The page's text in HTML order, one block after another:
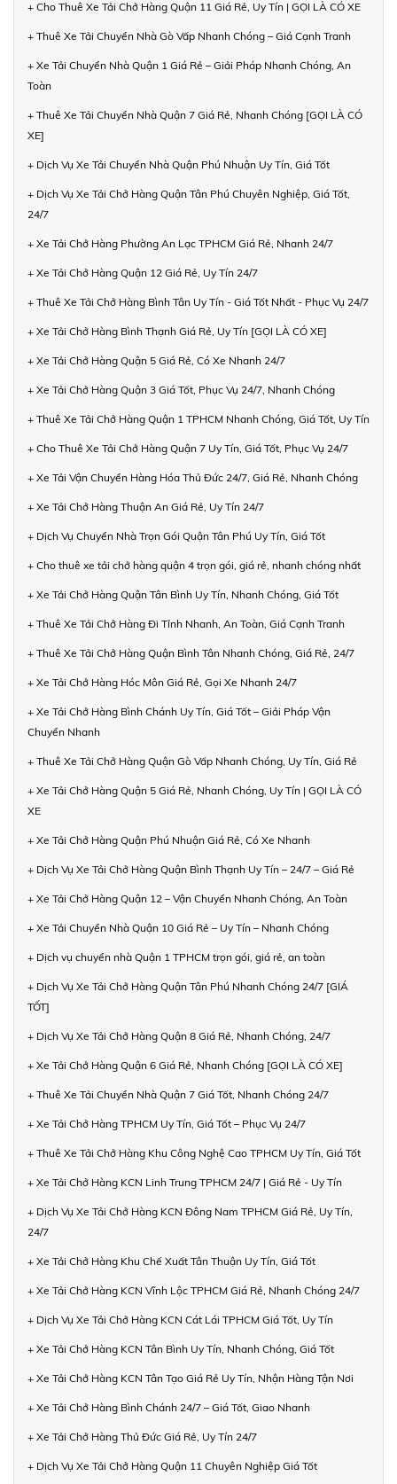
+ Cho Thuê Xe Tải Chở Hàng Quận 11 Giá Rẻ, Uy Tín | GỌI LÀ CÓ XE
+ Thuê Xe Tải Chuyển Nhà Gò Vấp Nhanh Chóng – Giá Cạnh Tranh
+ Xe Tải Chuyển Nhà Quận 1 Giá Rẻ – Giải Pháp Nhanh Chóng, An
Toàn
+ Thuê Xe Tải Chuyển Nhà Quận 7 Giá Rẻ, Nhanh Chóng [GỌI LÀ CÓ
XE]
+ Dịch Vụ Xe Tải Chuyển Nhà Quận Phú Nhuận Uy Tín, Giá Tốt
+ Dịch Vụ Xe Tải Chở Hàng Quận Tân Phú Chuyên Nghiệp, Giá Tốt,
24/7
+ Xe Tải Chở Hàng Phường An Lạc TPHCM Giá Rẻ, Nhanh 24/7
+ Xe Tải Chở Hàng Quận 12 Giá Rẻ, Uy Tín 24/7
+ Thuê Xe Tải Chở Hàng Bình Tân Uy Tín - Giá Tốt Nhất - Phục Vụ 24/7
+ Xe Tải Chở Hàng Bình Thạnh Giá Rẻ, Uy Tín [GỌI LÀ CÓ XE]
+ Xe Tải Chở Hàng Quận 5 Giá Rẻ, Có Xe Nhanh 24/7
+ Xe Tải Chở Hàng Quận 3 Giá Tốt, Phục Vụ 24/7, Nhanh Chóng
+ Thuê Xe Tải Chở Hàng Quận 1 TPHCM Nhanh Chóng, Giá Tốt, Uy Tín
+ Cho Thuê Xe Tải Chở Hàng Quận 7 Uy Tín, Giá Tốt, Phục Vụ 24/7
+ Xe Tải Vận Chuyển Hàng Hóa Thủ Đức 24/7, Giá Rẻ, Nhanh Chóng
+ Xe Tải Chở Hàng Thuận An Giá Rẻ, Uy Tín 24/7
+ Dịch Vụ Chuyển Nhà Trọn Gói Quận Tân Phú Uy Tín, Giá Tốt
+ Cho thuê xe tải chở hàng quận 4 trọn gói, giá rẻ, nhanh chóng nhất
+ Xe Tải Chở Hàng Quận Tân Bình Uy Tín, Nhanh Chóng, Giá Tốt
+ Thuê Xe Tải Chở Hàng Đi Tỉnh Nhanh, An Toàn, Giá Cạnh Tranh
+ Thuê Xe Tải Chở Hàng Quận Bình Tân Nhanh Chóng, Giá Rẻ, 24/7
+ Xe Tải Chở Hàng Hóc Môn Giá Rẻ, Gọi Xe Nhanh 24/7
+ Xe Tải Chở Hàng Bình Chánh Uy Tín, Giá Tốt – Giải Pháp Vận
Chuyển Nhanh
+ Thuê Xe Tải Chở Hàng Quận Gò Vấp Nhanh Chóng, Uy Tín, Giá Rẻ
+ Xe Tải Chở Hàng Quận 5 Giá Rẻ, Nhanh Chóng, Uy Tín | GỌI LÀ CÓ
XE
+ Xe Tải Chở Hàng Quận Phú Nhuận Giá Rẻ, Có Xe Nhanh
+ Dịch Vụ Xe Tải Chở Hàng Quận Bình Thạnh Uy Tín – 24/7 – Giá Rẻ
+ Xe Tải Chở Hàng Quận 12 – Vận Chuyển Nhanh Chóng, An Toàn
+ Xe Tải Chuyển Nhà Quận 10 Giá Rẻ – Uy Tín – Nhanh Chóng
+ Dịch vụ chuyển nhà Quận 1 TPHCM trọn gói, giá rẻ, an toàn
+ Dịch Vụ Xe Tải Chở Hàng Quận Tân Phú Nhanh Chóng 24/7 [GIÁ
TỐT]
+ Dịch Vụ Xe Tải Chở Hàng Quận 8 Giá Rẻ, Nhanh Chóng, 24/7
+ Xe Tải Chở Hàng Quận 6 Giá Rẻ, Nhanh Chóng [GỌI LÀ CÓ XE]
+ Thuê Xe Tải Chuyển Nhà Quận 7 Giá Tốt, Nhanh Chóng 24/7
+ Xe Tải Chở Hàng TPHCM Uy Tín, Giá Tốt – Phục Vụ 24/7
+ Thuê Xe Tải Chở Hàng Khu Công Nghệ Cao TPHCM Uy Tín, Giá Tốt
+ Xe Tải Chở Hàng KCN Linh Trung TPHCM 24/7 | Giá Rẻ - Uy Tín
+ Dịch Vụ Xe Tải Chở Hàng KCN Đông Nam TPHCM Giá Rẻ, Uy Tín,
24/7
+ Xe Tải Chở Hàng Khu Chế Xuất Tân Thuận Uy Tín, Giá Tốt
+ Xe Tải Chở Hàng KCN Vĩnh Lộc TPHCM Giá Rẻ, Nhanh Chóng 24/7
+ Dịch Vụ Xe Tải Chở Hàng KCN Cát Lái TPHCM Giá Tốt, Uy Tín
+ Xe Tải Chở Hàng KCN Tân Bình Uy Tín, Nhanh Chóng, Giá Tốt
+ Xe Tải Chở Hàng KCN Tân Tạo Giá Rẻ Uy Tín, Nhận Hàng Tận Nơi
+ Xe Tải Chở Hàng Bình Chánh 24/7 – Giá Tốt, Giao Nhanh
+ Xe Tải Chở Hàng Thủ Đức Giá Rẻ, Uy Tín 24/7
+ Dịch Vụ Xe Tải Chở Hàng Quận 11 Chuyên Nghiệp Giá Tốt